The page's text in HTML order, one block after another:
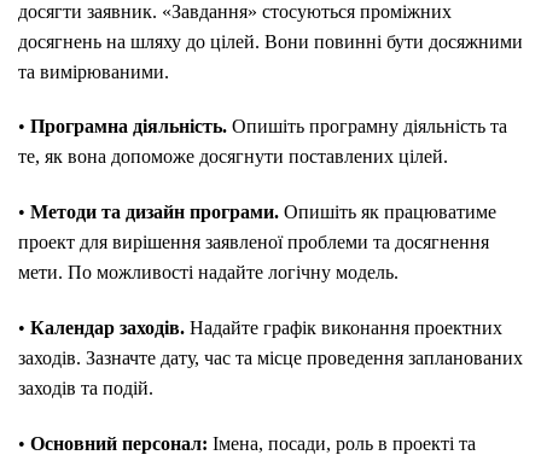
досягти заявник. «Завдання» стосуються проміжних
досягнень на шляху до цілей. Вони повинні бути досяжними
та вимірюваними.
• Програмна діяльність. Опишіть програмну діяльність та
те, як вона допоможе досягнути поставлених цілей.
• Методи та дизайн програми. Опишіть як працюватиме
проект для вирішення заявленої проблеми та досягнення
мети. По можливості надайте логічну модель.
• Календар заходів. Надайте графік виконання проектних
заходів. Зазначте дату, час та місце проведення запланованих
заходів та подій.
• Основний персонал: Імена, посади, роль в проекті та